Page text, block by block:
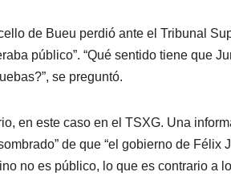
de Bueu perdió ante el Tribunal
público”. “Qué sentido tiene que
se preguntó.
en este caso en el TSXG. Una
de que “el gobierno de Félix
no es público, lo que es contrario a